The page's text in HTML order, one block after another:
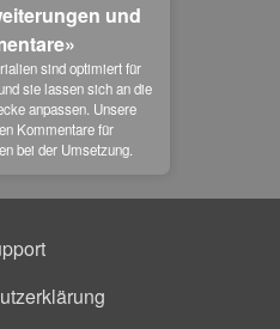
und
sind optimiert für
sie lassen sich an die
anpassen. Unsere
Kommentare für
bei der Umsetzung.